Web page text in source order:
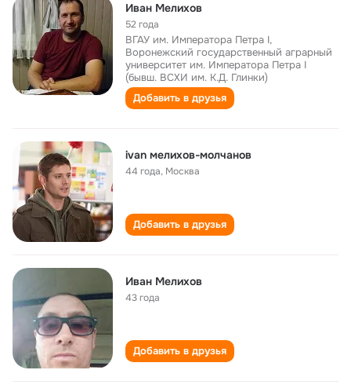
Иван Мелихов
52 года
ВГАУ им. Императора Петра I,
Воронежский государственный аграрный
университет им. Императора Петра I
(бывш. ВСХИ им. К.Д. Глинки)
Добавить в друзья
ivan мелихов-молчанов
44 года, Москва
Добавить в друзья
Иван Мелихов
43 года
Добавить в друзья